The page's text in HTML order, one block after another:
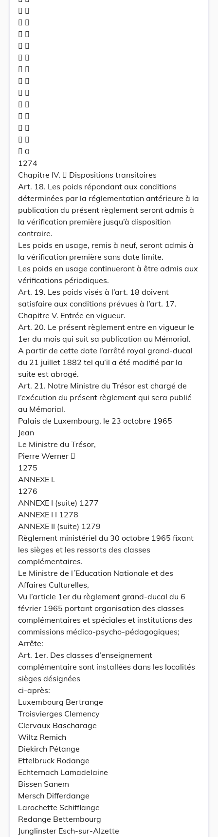
 
 
 
 
 
 
 
 
 
 
 
 
 0
1274
Chapitre IV.  Dispositions transitoires
Art. 18. Les poids répondant aux conditions
déterminées par la réglementation antérieure à la
publication du présent règlement seront admis à
la vérification première jusqu’à disposition
contraire.
Les poids en usage, remis à neuf, seront admis à
la vérification première sans date limite.
Les poids en usage continueront à être admis aux
vérifications périodiques.
Art. 19. Les poids visés à l’art. 18 doivent
satisfaire aux conditions prévues à l’art. 17.
Chapitre V. Entrée en vigueur.
Art. 20. Le présent règlement entre en vigueur le
1er du mois qui suit sa publication au Mémorial.
A partir de cette date l’arrêté royal grand-ducal
du 21 juillet 1882 tel qu’il a été modifié par la
suite est abrogé.
Art. 21. Notre Ministre du Trésor est chargé de
l’exécution du présent règlement qui sera publié
au Mémorial.
Palais de Luxembourg, le 23 octobre 1965
Jean
Le Ministre du Trésor,
Pierre Werner 
1275
ANNEXE I.
1276
ANNEXE I (suite) 1277
ANNEXE I I 1278
ANNEXE II (suite) 1279
Règlement ministériel du 30 octobre 1965 fixant
les sièges et les ressorts des classes
complémentaires.
Le Ministre de l´Education Nationale et des
Affaires Culturelles,
Vu l’article 1er du règlement grand-ducal du 6
février 1965 portant organisation des classes
complémentaires et spéciales et institutions des
commissions médico-psycho-pédagogiques;
Arrête:
Art. 1er. Des classes d’enseignement
complémentaire sont installées dans les localités
sièges désignées
ci-après:
Luxembourg Bertrange
Troisvierges Clemency
Clervaux Bascharage
Wiltz Remich
Diekirch Pétange
Ettelbruck Rodange
Echternach Lamadelaine
Bissen Sanem
Mersch Differdange
Larochette Schifflange
Redange Bettembourg
Junglinster Esch-sur-Alzette